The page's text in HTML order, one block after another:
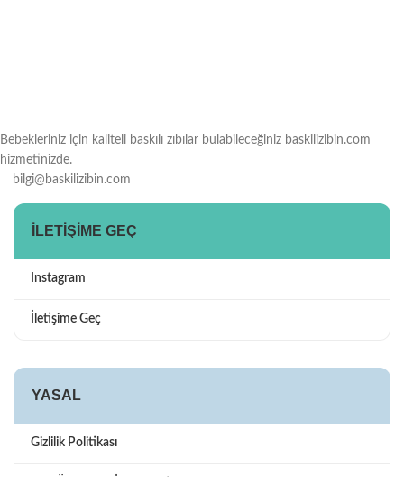
Bebekleriniz için kaliteli baskılı zıbılar bulabileceğiniz baskilizibin.com
hizmetinizde.
bilgi@baskilizibin.com
İLETIŞIME GEÇ
Instagram
İletişime Geç
YASAL
Gizlilik Politikası